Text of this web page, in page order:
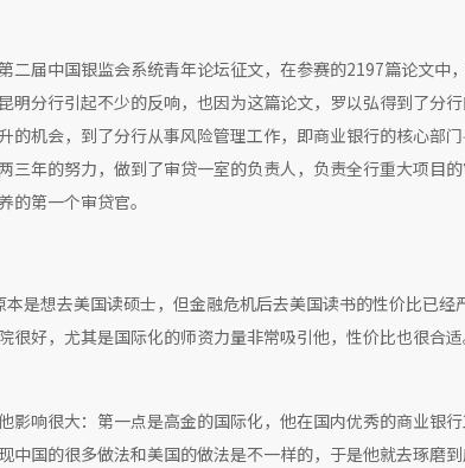
二届中国银监会系统青年论坛征文，在参赛的2197篇论文中
明分行引起不少的反响，也因为这篇论文，罗以弘得到了分
的机会，到了分行从事风险管理工作，即商业银行的核心部
三年的努力，做到了审贷一室的负责人，负责全行重大项目
的第一个审贷官。
是想去美国读硕士，但金融危机后去美国读书的性价比已
很好，尤其是国际化的师资力量非常吸引他，性价比也很合
影响很大：第一点是高金的国际化，他在国内优秀的商业银
中国的很多做法和美国的做法是不一样的，于是他就去琢磨